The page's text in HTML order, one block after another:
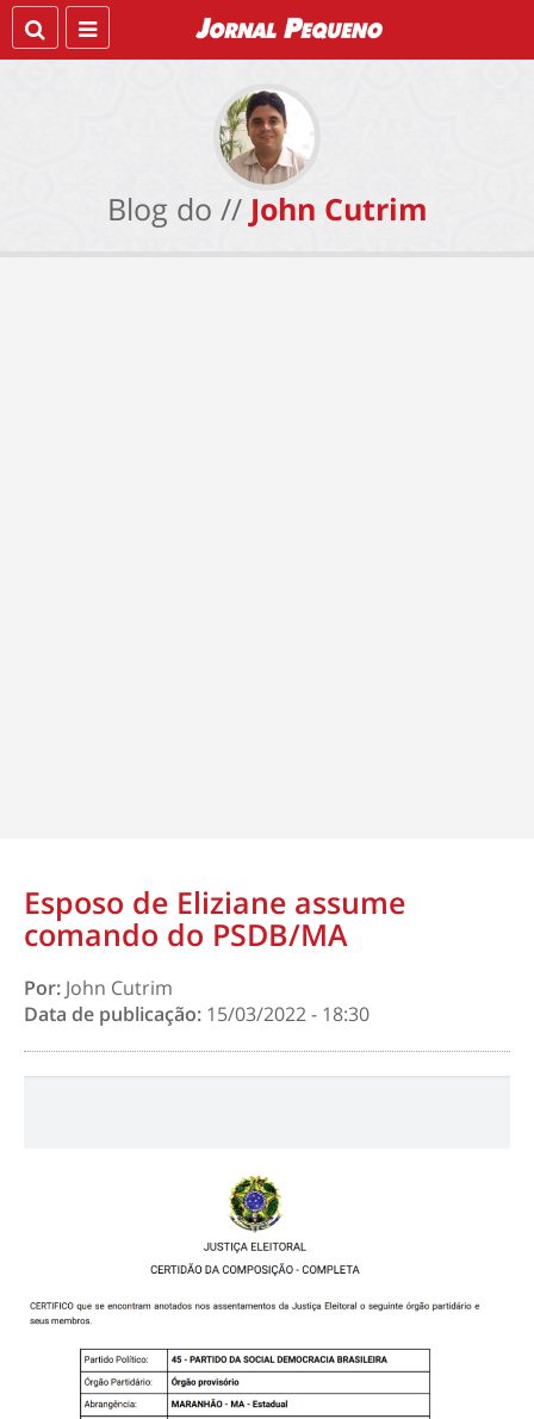
Blog do // John Cutrim
Esposo de Eliziane assume
comando do PSDB/MA
Por: John Cutrim
Data de publicação: 15/03/2022 - 18:30